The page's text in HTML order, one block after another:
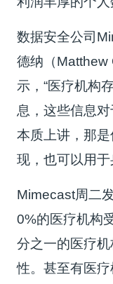
数据安全公司
德纳（Matthew
示，“医疗机构
息，这些信息
本质上讲，那
现，也可以用
Mimecast周二
0%的医疗机构
分之一的医疗
性。甚至有医